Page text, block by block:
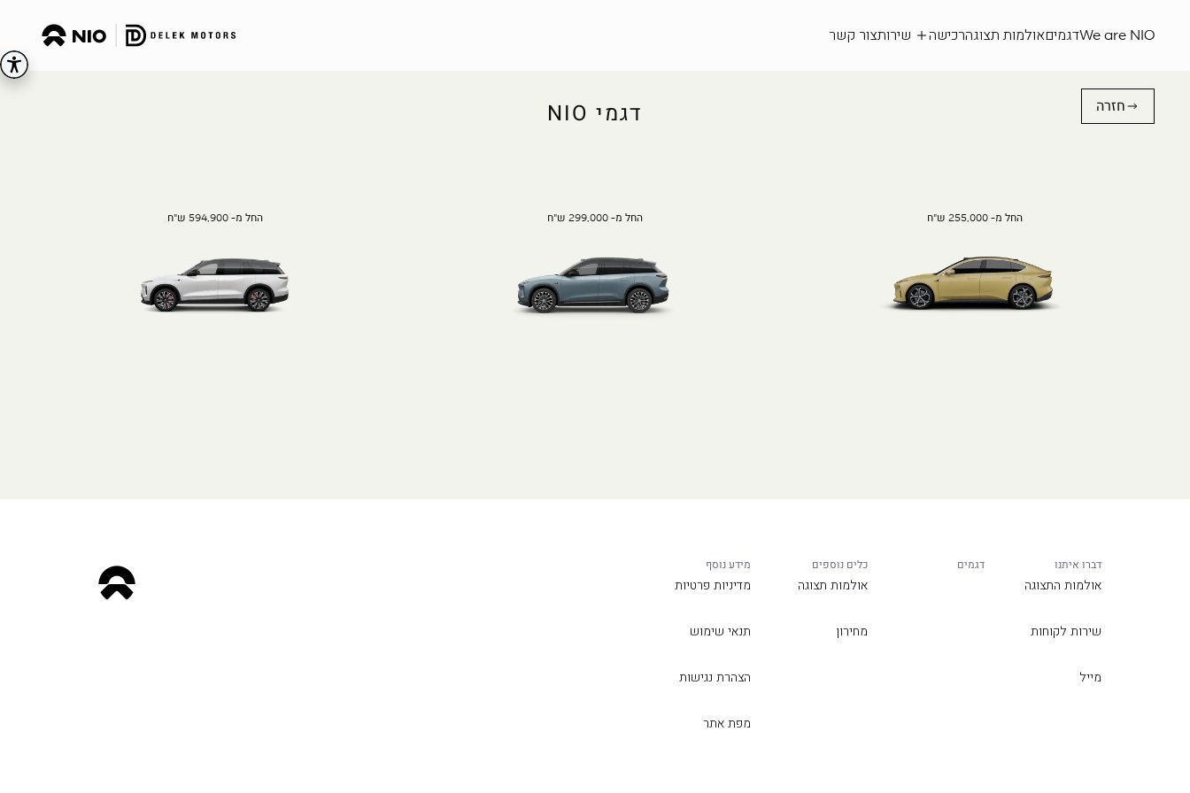
We are NIOדגמיםאולמות תצוגהרכישה שירותצור קשר
חזרה דגמי NIO
החל מ- 255,000 ש"ח החל מ- 299,000 ש"ח החל מ- 594,900 ש"ח
דברו איתנו
אולמות התצוגה
שירות לקוחות
מייל
דגמים כלים נוספים
אולמות תצוגה
מחירון
מידע נוסף
מדיניות פרטיות
תנאי שימוש
הצהרת נגישות
מפת אתר